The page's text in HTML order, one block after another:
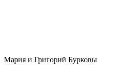
Мария и Григорий Бурковы